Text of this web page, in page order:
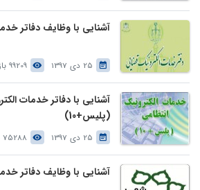
آشنایی با وظایف دفاتر
25 دی 1397 99209 بازدید
آشنایی با دفاتر خدمات
(پلیس+10)
25 دی 1397 75288 بازدید
آشنایی با وظایف دفاتر